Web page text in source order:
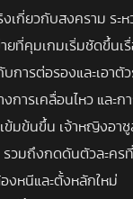
เกี่ยวกับสงคราม ระห
ายที่คุมเกมเริ่มชัดขึ้นเ
การต่อรองและเอาตั
การเคลื่อนไหว และก
ข้มข้นขึ้น เจ้าหญิงอาซู
วมถึงกดดันตัวละคร
งหนีและตั้งหลักใหม่